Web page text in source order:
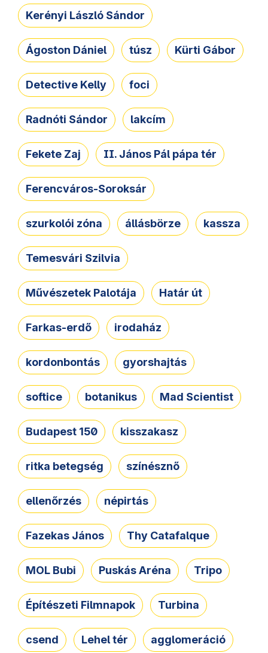
Kerényi László Sándor
Ágoston Dániel túsz Kürti Gábor
Detective Kelly foci
Radnóti Sándor lakcím
Fekete Zaj II. János Pál pápa tér
Ferencváros-Soroksár
szurkolói zóna állásbörze kassza
Temesvári Szilvia
Művészetek Palotája Határ út
Farkas-erdő irodaház
kordonbontás gyorshajtás
softice botanikus Mad Scientist
Budapest 150 kisszakasz
ritka betegség színésznő
ellenőrzés népirtás
Fazekas János Thy Catafalque
MOL Bubi Puskás Aréna Tripo
Építészeti Filmnapok Turbina
csend Lehel tér agglomeráció